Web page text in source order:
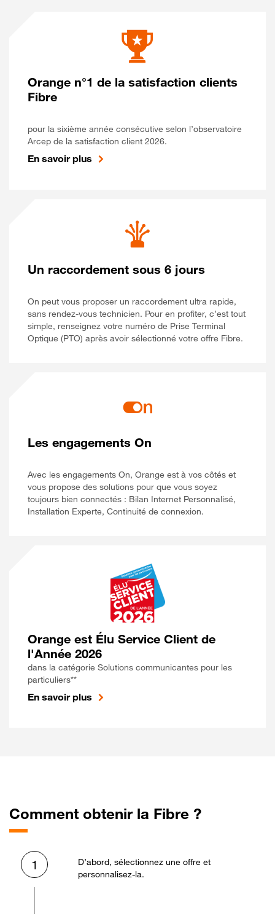
Orange n°1 de la satisfaction clients
Fibre
pour la sixième année consécutive selon l’observatoire
Arcep de la satisfaction client 2026.
En savoir plus
Un raccordement sous 6 jours
On peut vous proposer un raccordement ultra rapide,
sans rendez-vous technicien. Pour en profiter, c’est tout
simple, renseignez votre numéro de Prise Terminal
Optique (PTO) après avoir sélectionné votre offre Fibre.
Les engagements On
Avec les engagements On, Orange est à vos côtés et
vous propose des solutions pour que vous soyez
toujours bien connectés : Bilan Internet Personnalisé,
Installation Experte, Continuité de connexion.
Orange est Élu Service Client de
l'Année 2026
dans la catégorie Solutions communicantes pour les
particuliers**
En savoir plus
Comment obtenir la Fibre ?
1
D’abord, sélectionnez une offre et
personnalisez-la.